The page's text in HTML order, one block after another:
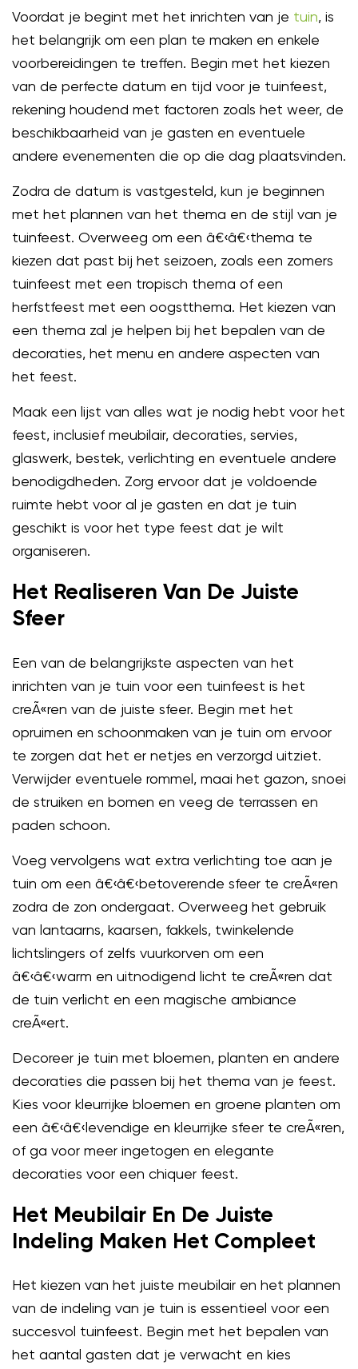
Voordat je begint met het inrichten van je tuin, is
het belangrijk om een plan te maken en enkele
voorbereidingen te treffen. Begin met het kiezen
van de perfecte datum en tijd voor je tuinfeest,
rekening houdend met factoren zoals het weer, de
beschikbaarheid van je gasten en eventuele
andere evenementen die op die dag plaatsvinden.
Zodra de datum is vastgesteld, kun je beginnen
met het plannen van het thema en de stijl van je
tuinfeest. Overweeg om een â€‹â€‹thema te
kiezen dat past bij het seizoen, zoals een zomers
tuinfeest met een tropisch thema of een
herfstfeest met een oogstthema. Het kiezen van
een thema zal je helpen bij het bepalen van de
decoraties, het menu en andere aspecten van
het feest.
Maak een lijst van alles wat je nodig hebt voor het
feest, inclusief meubilair, decoraties, servies,
glaswerk, bestek, verlichting en eventuele andere
benodigdheden. Zorg ervoor dat je voldoende
ruimte hebt voor al je gasten en dat je tuin
geschikt is voor het type feest dat je wilt
organiseren.
Het Realiseren Van De Juiste
Sfeer
Een van de belangrijkste aspecten van het
inrichten van je tuin voor een tuinfeest is het
creÃ«ren van de juiste sfeer. Begin met het
opruimen en schoonmaken van je tuin om ervoor
te zorgen dat het er netjes en verzorgd uitziet.
Verwijder eventuele rommel, maai het gazon, snoei
de struiken en bomen en veeg de terrassen en
paden schoon.
Voeg vervolgens wat extra verlichting toe aan je
tuin om een â€‹â€‹betoverende sfeer te creÃ«ren
zodra de zon ondergaat. Overweeg het gebruik
van lantaarns, kaarsen, fakkels, twinkelende
lichtslingers of zelfs vuurkorven om een
â€‹â€‹warm en uitnodigend licht te creÃ«ren dat
de tuin verlicht en een magische ambiance
creÃ«ert.
Decoreer je tuin met bloemen, planten en andere
decoraties die passen bij het thema van je feest.
Kies voor kleurrijke bloemen en groene planten om
een â€‹â€‹levendige en kleurrijke sfeer te creÃ«ren,
of ga voor meer ingetogen en elegante
decoraties voor een chiquer feest.
Het Meubilair En De Juiste
Indeling Maken Het Compleet
Het kiezen van het juiste meubilair en het plannen
van de indeling van je tuin is essentieel voor een
succesvol tuinfeest. Begin met het bepalen van
het aantal gasten dat je verwacht en kies